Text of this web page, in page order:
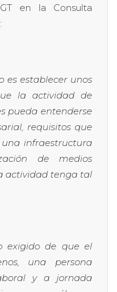
en la Consulta
es establecer unos
la actividad de
pueda entenderse
requisitos que
infraestructura
de medios
actividad tenga tal
de que el
una persona
y a jornada